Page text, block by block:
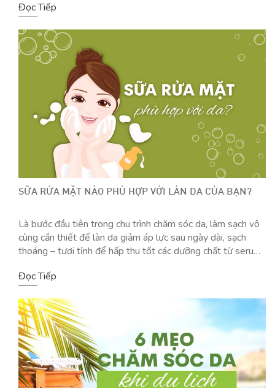
hồi. Bài viết phân tích từng thành phần như một dạng so
quả hơn giữa hai cái tên sáng giá này. Nên chọn Axit
Hyaluronic hay Niacinamide?!
Đọc Tiếp
SỮA RỬA MẶT NÀO PHÙ HỢP VỚI LÀN DA CỦA BẠN?
Là bước đầu tiên trong chu trình chăm sóc da, làm sạch vô
cùng cần thiết để làn da giảm áp lực sau ngày dài, sạch
thoáng – tươi tỉnh để hấp thu tốt các dưỡng chất từ serum,
cách chọn sữa rửa mặt […]
Đọc Tiếp